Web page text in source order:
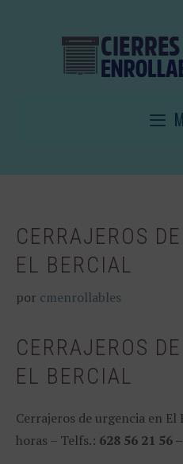
CERRAJEROS
EL BERCIAL
por cmenrollables
CERRAJEROS
EL BERCIAL
Cerrajeros de urgencia en
horas – Telfs.: 628 56 21 56